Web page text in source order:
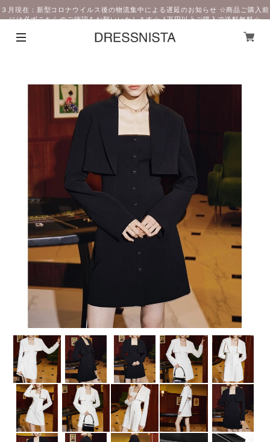
３月現在：新型コロナウイルス後の物流集中による遅延のお知らせ ☆商品ご購入前
には必ずこちらのご確認をお願いいたします☆ 1万円以上ご購入で送料無料☆